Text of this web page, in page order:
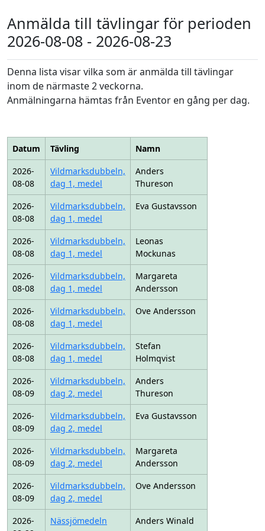
Anmälda till tävlingar för perioden
2026-08-08 - 2026-08-23
Denna lista visar vilka som är anmälda till tävlingar
inom de närmaste 2 veckorna.
Anmälningarna hämtas från Eventor en gång per dag.
Datum Tävling
Namn
2026-
08-08
Vildmarksdubbeln,
dag 1, medel
Anders
Thureson
2026-
08-08
Vildmarksdubbeln,
dag 1, medel
Eva Gustavsson
2026-
08-08
Vildmarksdubbeln,
dag 1, medel
Leonas
Mockunas
2026-
08-08
Vildmarksdubbeln,
dag 1, medel
Margareta
Andersson
2026-
08-08
Vildmarksdubbeln,
dag 1, medel
Ove Andersson
2026-
08-08
Vildmarksdubbeln,
dag 1, medel
Stefan
Holmqvist
2026-
08-09
Vildmarksdubbeln,
dag 2, medel
Anders
Thureson
2026-
08-09
Vildmarksdubbeln,
dag 2, medel
Eva Gustavsson
2026-
08-09
Vildmarksdubbeln,
dag 2, medel
Margareta
Andersson
2026-
08-09
Vildmarksdubbeln,
dag 2, medel
Ove Andersson
2026-
Nässjömedeln Anders Winald